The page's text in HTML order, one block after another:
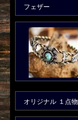
フェザー
オリジナル １点物